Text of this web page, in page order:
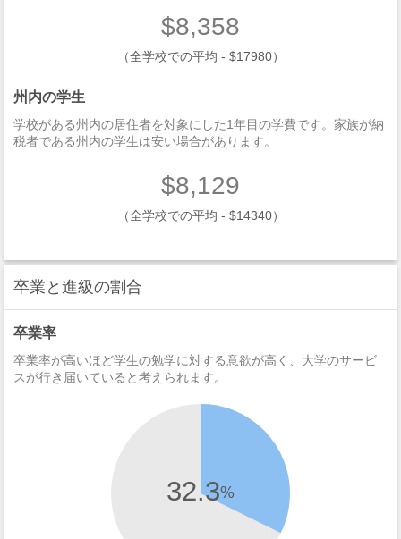
$8,358
（全学校での平均 - $17980）
州内の学生
学校がある州内の居住者を対象にした1年目の学費です。家族が納
税者である州内の学生は安い場合があります。
$8,129
（全学校での平均 - $14340）
卒業と進級の割合
卒業率
卒業率が高いほど学生の勉学に対する意欲が高く、大学のサービ
スが行き届いていると考えられます。
32.3%